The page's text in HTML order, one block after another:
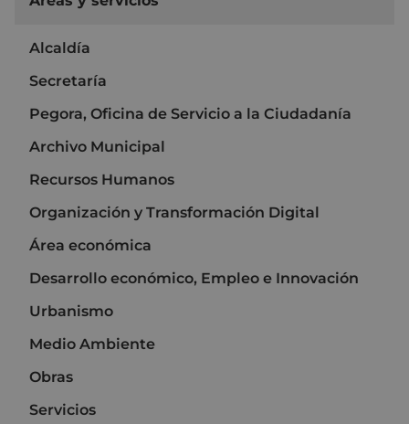
Alcaldía
Secretaría
Pegora, Oficina de Servicio a la Ciudadanía
Archivo Municipal
Recursos Humanos
Organización y Transformación Digital
Área económica
Desarrollo económico, Empleo e Innovación
Urbanismo
Medio Ambiente
Obras
Servicios